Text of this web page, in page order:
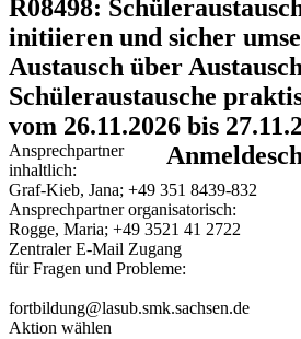
R08498:
initiieren und sicher
Austausch über
Schüleraustausche
vom 26.11.2026 bis
Ansprechpartner
inhaltlich:
Graf-Kieb, Jana; +49 351 8439-832
Ansprechpartner organisatorisch:
Rogge, Maria; +49 3521 41 2722
Zentraler E-Mail Zugang
für Fragen und Probleme:
fortbildung@lasub.smk.sachsen.de
Aktion wählen